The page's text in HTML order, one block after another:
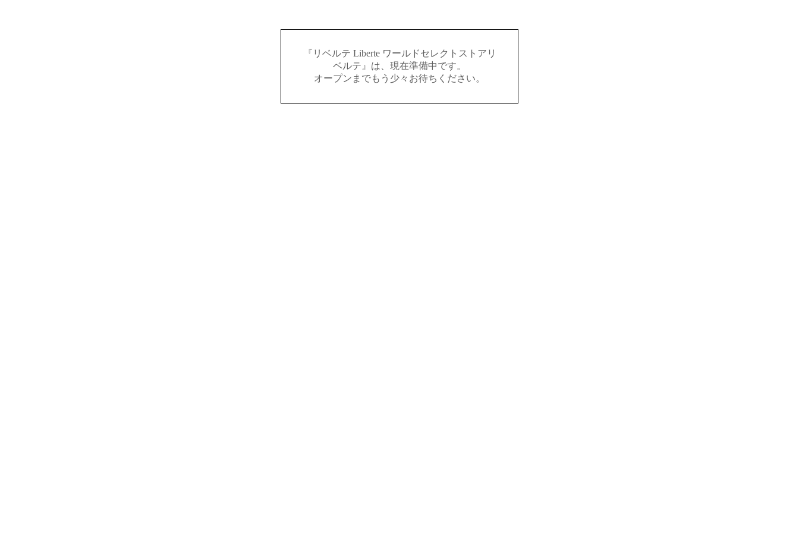
『リベルテ Liberte ワールドセレクトストアリ
ベルテ』は、現在準備中です。
オープンまでもう少々お待ちください。